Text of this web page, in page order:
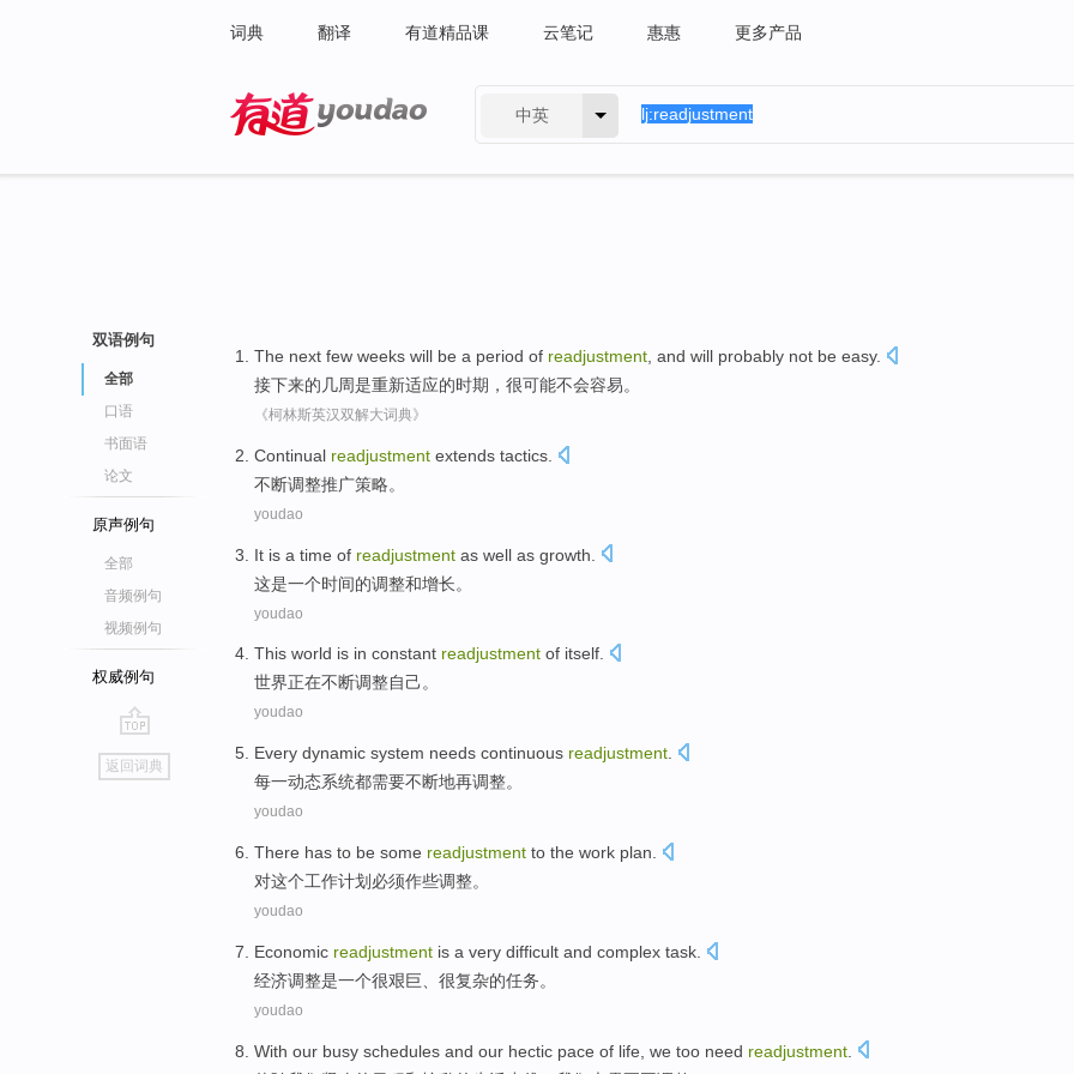
词典 翻译 有道精品课 云笔记 惠惠 更多产品
中英
双语例句
全部
口语
书面语
论文
原声例句
全部
音频例句
视频例句
权威例句
go
top
返回词典
The next few weeks will be a period of readjustment , and will probably not be easy.
接下来的 几周是重新适应的时期 ， 很可能不会容易。
《柯林斯英汉双解大词典》
Continual readjustment extends tactics
不断调整推广策略。
youdao
It is a time of readjustment as well as growth
这是一个时间的调整和增长。
youdao
This world is in constant readjustment of itself.
世界正在不断调整自己。
youdao
Every dynamic system needs continuous readjustment
每一动态系统都需要不断地再调整。
youdao
There has to be some readjustment to the work plan
对这个工作计划 必须作些调整。
youdao
Economic readjustment is a very difficult and complex task
经济调整是一个很艰巨 很复杂的任务。
youdao
With our busy schedules and our hectic pace of life we too need readjustment